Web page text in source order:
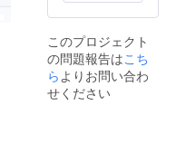
このプロジェクト
の問題報告はこち
ら よりお問い合わ
せください